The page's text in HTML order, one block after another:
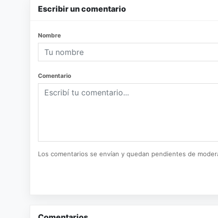
Escribir un comentario
Nombre
Comentario
Los comentarios se envían y quedan pendientes de